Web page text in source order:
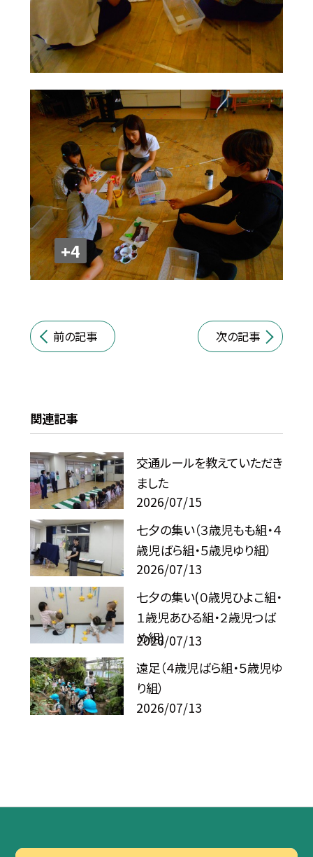
+4
前の記事 次の記事
関連記事
交通ルールを教えていただき
ました
2026/07/15
七夕の集い（３歳児もも組・４
歳児ばら組・５歳児ゆり組）
2026/07/13
七夕の集い(０歳児ひよこ組・
１歳児あひる組・２歳児つば
め組)
2026/07/13
遠足（４歳児ばら組・５歳児ゆ
り組）
2026/07/13